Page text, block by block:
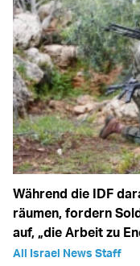
Während die IDF
räumen, fordern
auf, „die Arbeit zu
All Israel News Staff